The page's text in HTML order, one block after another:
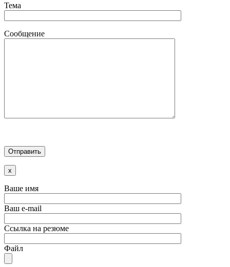
Тема
Сообщение
x
Ваше имя
Ваш e-mail
Ссылка на резюме
Файл